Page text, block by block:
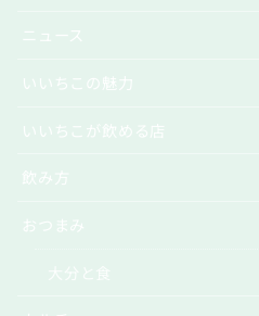
ニュース
いいちこの魅力
いいちこが飲める店
飲み方
おつまみ